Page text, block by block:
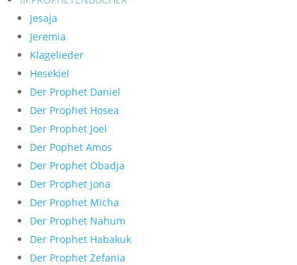
Jesaja
Jeremia
Klagelieder
Hesekiel
Der Prophet Daniel
Der Prophet Hosea
Der Prophet Joel
Der Pophet Amos
Der Prophet Obadja
Der Prophet Jona
Der Prophet Micha
Der Prophet Nahum
Der Prophet Habakuk
Der Prophet Zefania